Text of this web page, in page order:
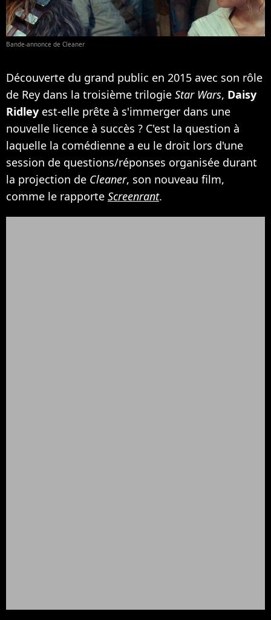
Bande-annonce de Cleaner
Découverte du grand public en 2015 avec son rôle
de Rey dans la troisième trilogie Star Wars, Daisy
Ridley est-elle prête à s'immerger dans une
nouvelle licence à succès ? C'est la question à
laquelle la comédienne a eu le droit lors d'une
session de questions/réponses organisée durant
la projection de Cleaner, son nouveau film,
comme le rapporte Screenrant.